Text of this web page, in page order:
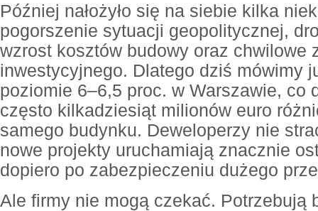
Później nałożyło się na siebie kilka
pogorszenie sytuacji geopolitycznej,
wzrost kosztów budowy oraz chwilowe
inwestycyjnego. Dlatego dziś mówimy
poziomie 6–6,5 proc. w Warszawie, co
często kilkadziesiąt milionów euro
samego budynku. Deweloperzy nie
nowe projekty uruchamiają znacznie
dopiero po zabezpieczeniu dużego
Ale firmy nie mogą czekać. Potrzebują